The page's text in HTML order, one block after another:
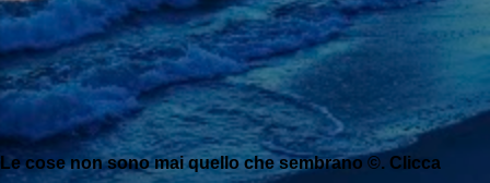
Le cose non sono mai quello che sembrano ©. Clicca